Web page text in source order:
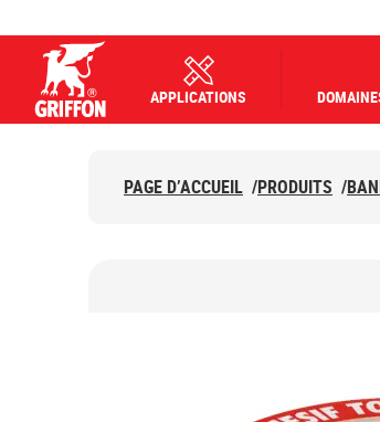
APPLICATIONS
PAGE D’ACCUEIL /PRODUITS /